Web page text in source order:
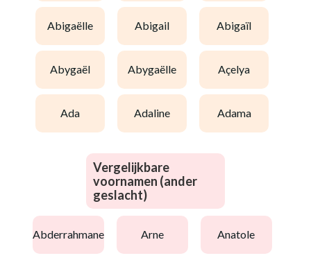
abigaëlle abigail abigaïl
abygaël abygaëlle açelya
ada adaline adama
Vergelijkbare
voornamen (ander
geslacht)
abderrahmane arne anatole